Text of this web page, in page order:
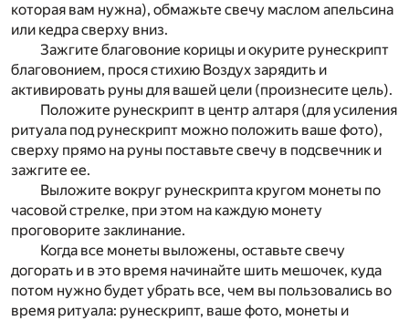
которая вам нужна), обмажьте свечу маслом апельсина
или кедра сверху вниз.
Зажгите благовоние корицы и окурите рунескрипт
благовонием, прося стихию Воздух зарядить и
активировать руны для вашей цели (произнесите цель).
Положите рунескрипт в центр алтаря (для усиления
ритуала под рунескрипт можно положить ваше фото),
сверху прямо на руны поставьте свечу в подсвечник и
зажгите ее.
Выложите вокруг рунескрипта кругом монеты по
часовой стрелке, при этом на каждую монету
проговорите заклинание.
Когда все монеты выложены, оставьте свечу
догорать и в это время начинайте шить мешочек, куда
потом нужно будет убрать все, чем вы пользовались во
время ритуала: рунескрипт, ваше фото, монеты и